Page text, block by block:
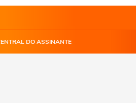
DO ASSINANTE